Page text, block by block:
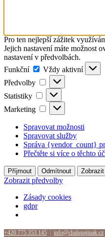
Pro ten nejlepší zážitek
Jejich nastavení máte možnost
nastavení v předvolbách.
Funkční
Funkční
Vždy aktivní
Předvolby
Předvolby
Statistiky Statistiky
Marketing Marketing
Spravovat možnosti
Spravovat služby
Správa {vendor_count}
Přečtěte si více o těchto
Příjmout Odmítnout
Zobrazit předvolby
Zásady cookies
gdpr
+420 775 353 145 info@chalupajinak.cz